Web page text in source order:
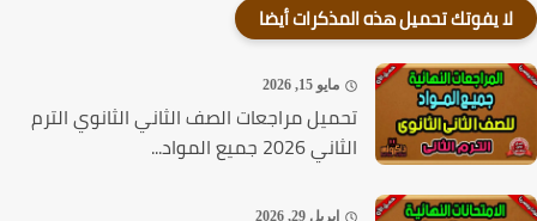
لا يفوتك تحميل هذه المذكرات أيضا
مايو 15, 2026
تحميل مراجعات الصف الثاني الثانوي الترم
الثاني 2026 جميع المواد...
إبريل 29, 2026